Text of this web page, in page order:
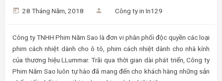
28 Tháng Năm, 2018 Công ty in In129
Công ty TNHH Phim Năm Sao là đơn vi phân phối độc quyền các loại
phim cách nhiệt dành cho ô tô, phim cách nhiệt dành cho nhà kính
của thương hiệu LLummar. Trãi qua thời gian dài phát triển, Công ty
Phim Năm Sao luôn tự hào đã mang đến cho khách hàng những sản